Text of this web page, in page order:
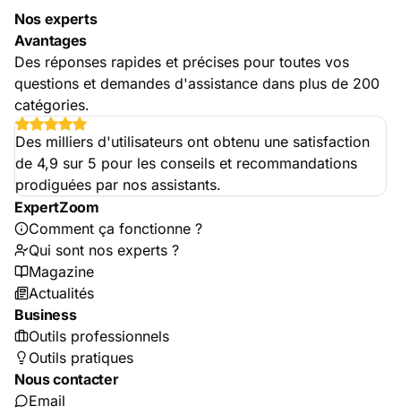
Nos experts
Avantages
Des réponses rapides et précises pour toutes vos
questions et demandes d'assistance dans plus de 200
catégories.
Des milliers d'utilisateurs ont obtenu une satisfaction
de 4,9 sur 5 pour les conseils et recommandations
prodiguées par nos assistants.
ExpertZoom
Comment ça fonctionne ?
Qui sont nos experts ?
Magazine
Actualités
Business
Outils professionnels
Outils pratiques
Nous contacter
Email